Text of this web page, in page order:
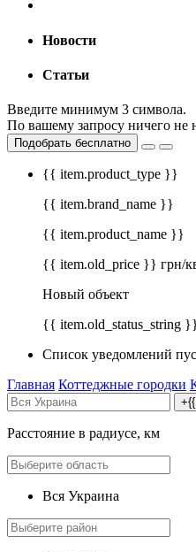
Новости
Статьи
Введите минимум 3 символа.
По вашему запросу ничего не
Подобрать бесплатно
{{ item.product_type }}
{{ item.brand_name }}
{{ item.product_name }}
{{ item.old_price }} грн/
Новый объект
{{ item.old_status_string
Список уведомлений
Главная Коттеджные городки
Расстояние в радиусе, км
Вся Украина